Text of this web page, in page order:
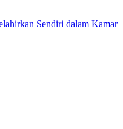
Sendiri dalam Kamar